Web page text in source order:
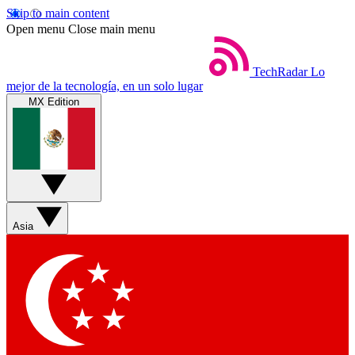
Skip to main content
Open menu Close main menu
TechRadar Lo
mejor de la tecnología, en un solo lugar
MX Edition
Asia